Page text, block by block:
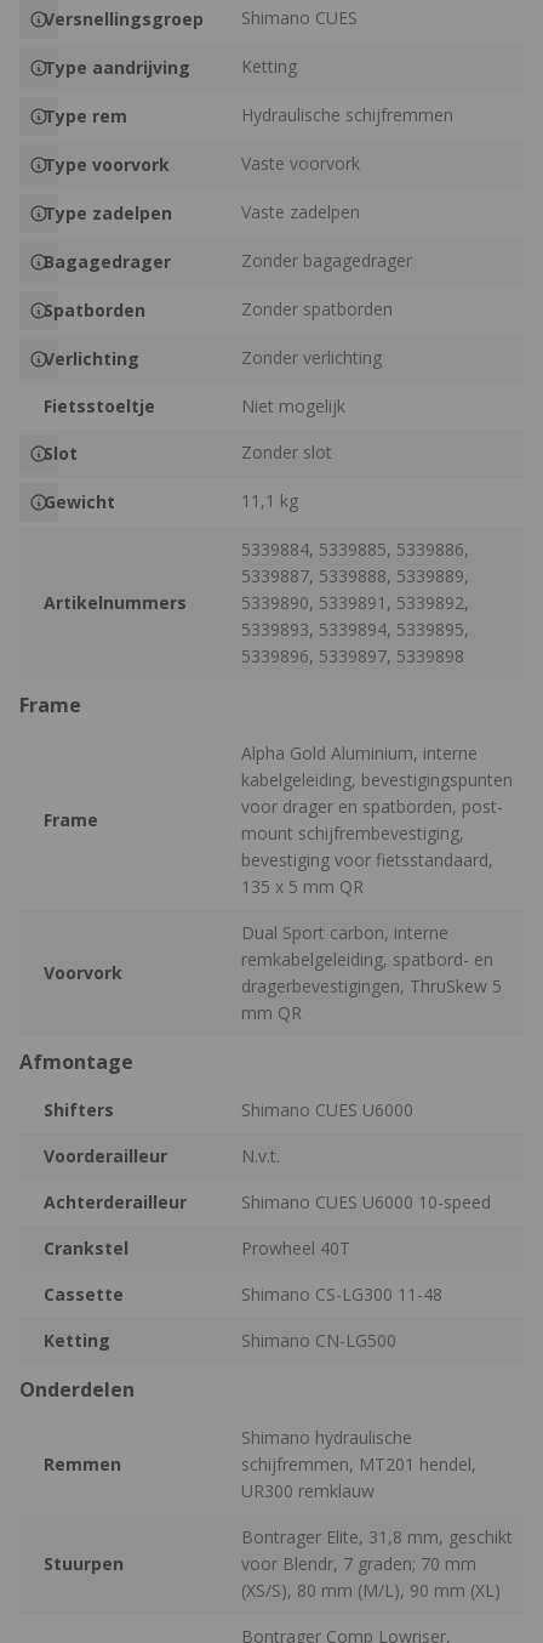
Versnellingsgroep Shimano CUES
Type aandrijving Ketting
Type rem Hydraulische schijfremmen
Type voorvork Vaste voorvork
Type zadelpen Vaste zadelpen
Bagagedrager Zonder bagagedrager
Spatborden Zonder spatborden
Verlichting Zonder verlichting
Fietsstoeltje Niet mogelijk
Slot Zonder slot
Gewicht 11,1 kg
Artikelnummers
5339884, 5339885, 5339886,
5339887, 5339888, 5339889,
5339890, 5339891, 5339892,
5339893, 5339894, 5339895,
5339896, 5339897, 5339898
Frame
Frame
Alpha Gold Aluminium, interne
kabelgeleiding, bevestigingspunten
voor drager en spatborden, post-
mount schijfrembevestiging,
bevestiging voor fietsstandaard,
135 x 5 mm QR
Voorvork
Dual Sport carbon, interne
remkabelgeleiding, spatbord- en
dragerbevestigingen, ThruSkew 5
mm QR
Afmontage
Shifters
Shimano CUES U6000
Voorderailleur
N.v.t.
Achterderailleur
Shimano CUES U6000 10-speed
Crankstel
Prowheel 40T
Cassette
Shimano CS-LG300 11-48
Ketting
Shimano CN-LG500
Onderdelen
Remmen
Shimano hydraulische
schijfremmen, MT201 hendel,
UR300 remklauw
Stuurpen
Bontrager Elite, 31,8 mm, geschikt
voor Blendr, 7 graden; 70 mm
(XS/S), 80 mm (M/L), 90 mm (XL)
Bontrager Comp Lowriser,